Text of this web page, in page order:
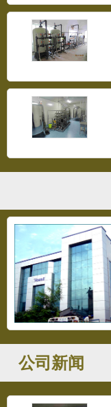
公司新闻